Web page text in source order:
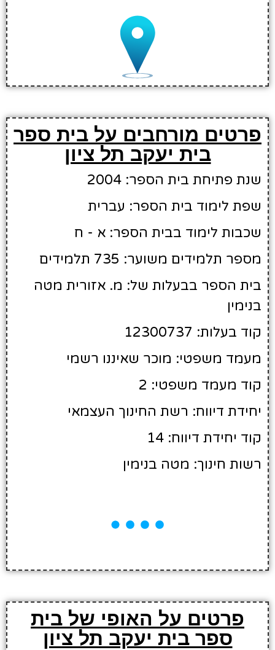
פרטים מורחבים על בית ספר
בית יעקב תל ציון
שנת פתיחת בית הספר: 2004
שפת לימוד בית הספר: עברית
שכבות לימוד בבית הספר: א - ח
מספר תלמידים משוער: 735 תלמידים
בית הספר בבעלות של: מ. אזורית מטה
בנימין
קוד בעלות: 12300737
מעמד משפטי: מוכר שאיננו רשמי
קוד מעמד משפטי: 2
יחידת דיווח: רשת החינוך העצמאי
קוד יחידת דיווח: 14
רשות חינוך: מטה בנימין
פרטים על האופי של בית
ספר בית יעקב תל ציון